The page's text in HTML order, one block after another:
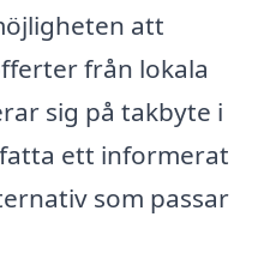
att
från lokala
sig på takbyte i
ett informerat
som passar